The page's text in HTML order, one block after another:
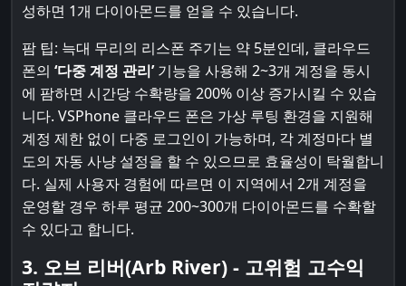
성하면 1개 다이아몬드를 얻을 수 있습니다.
팜 팁: 늑대 무리의 리스폰 주기는 약 5분인데, 클라우드
폰의 ‘다중 계정 관리’기능을 사용해 2~3개 계정을 동시
에 팜하면 시간당 수확량을 200% 이상 증가시킬 수 있습
니다. VSPhone 클라우드 폰은 가상 루팅 환경을 지원해
계정 제한 없이 다중 로그인이 가능하며, 각 계정마다 별
도의 자동 사냥 설정을 할 수 있으므로 효율성이 탁월합니
다. 실제 사용자 경험에 따르면 이 지역에서 2개 계정을
운영할 경우 하루 평균 200~300개 다이아몬드를 수확할
수 있다고 합니다.
3. 오브 리버(Arb River) - 고위험 고수익